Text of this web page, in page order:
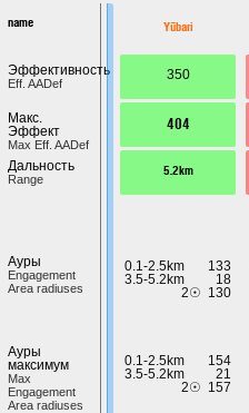
name
Эффективность
Eff. AADef
Макс.
Эффект
Max Eff. AADef
Дальность
Range
Ауры
Engagement
Area radiuses
Ауры
максимум
Max
Engagement
Area radiuses
Yūbari
350
404
5.2km
0.1-2.5km
133
3.5-5.2km
18
2☉ 130
0.1-2.5km
154
3.5-5.2km
21
2☉ 157